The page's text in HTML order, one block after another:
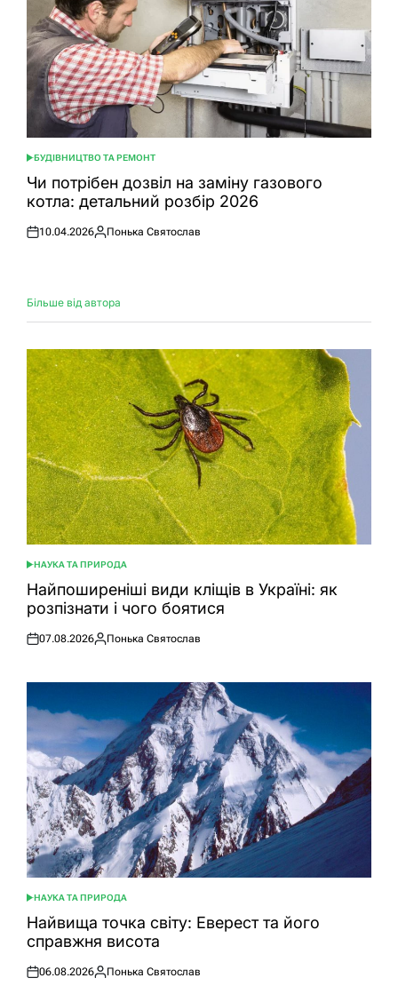
ОПУБЛІКУВАТИ
У
БУДІВНИЦТВО ТА РЕМОНТ
Чи потрібен дозвіл на заміну газового
котла: детальний розбір 2026
Оприлюднено
10.04.2026
Опубліковано
Понька Святослав
Більше від автора
ОПУБЛІКУВАТИ
У
НАУКА ТА ПРИРОДА
Найпоширеніші види кліщів в Україні: як
розпізнати і чого боятися
Оприлюднено
07.08.2026
Опубліковано
Понька Святослав
ОПУБЛІКУВАТИ
У
НАУКА ТА ПРИРОДА
Найвища точка світу: Еверест та його
справжня висота
Оприлюднено
06.08.2026
Опубліковано
Понька Святослав